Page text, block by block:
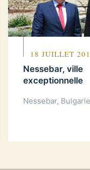
18 JUILLET
Nessebar, ville
exceptionnelle
Nessebar, Bulgarie